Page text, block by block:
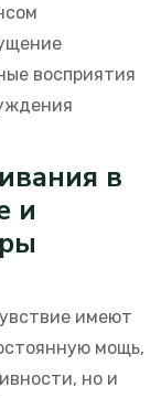
восприятия
в
и
имеют
мощь,
но и